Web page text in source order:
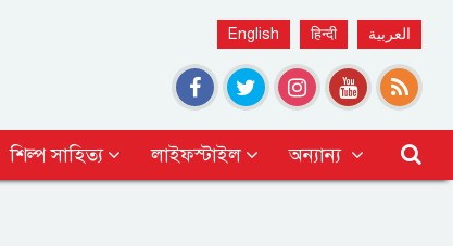
English हिन्दी العربية
শিল্প সাহিত্য লাইফস্টাইল অন্যান্য